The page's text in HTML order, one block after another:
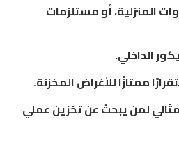
المنزلية، أو مستلزمات
الداخلي.
ممتازًا للأغراض المخزنة.
لمن يبحث عن تخزين عملي